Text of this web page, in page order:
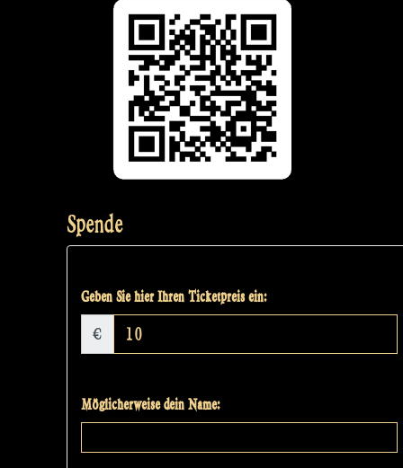
Spende
Geben Sie hier Ihren Ticketpreis ein:
€
Möglicherweise dein Name: